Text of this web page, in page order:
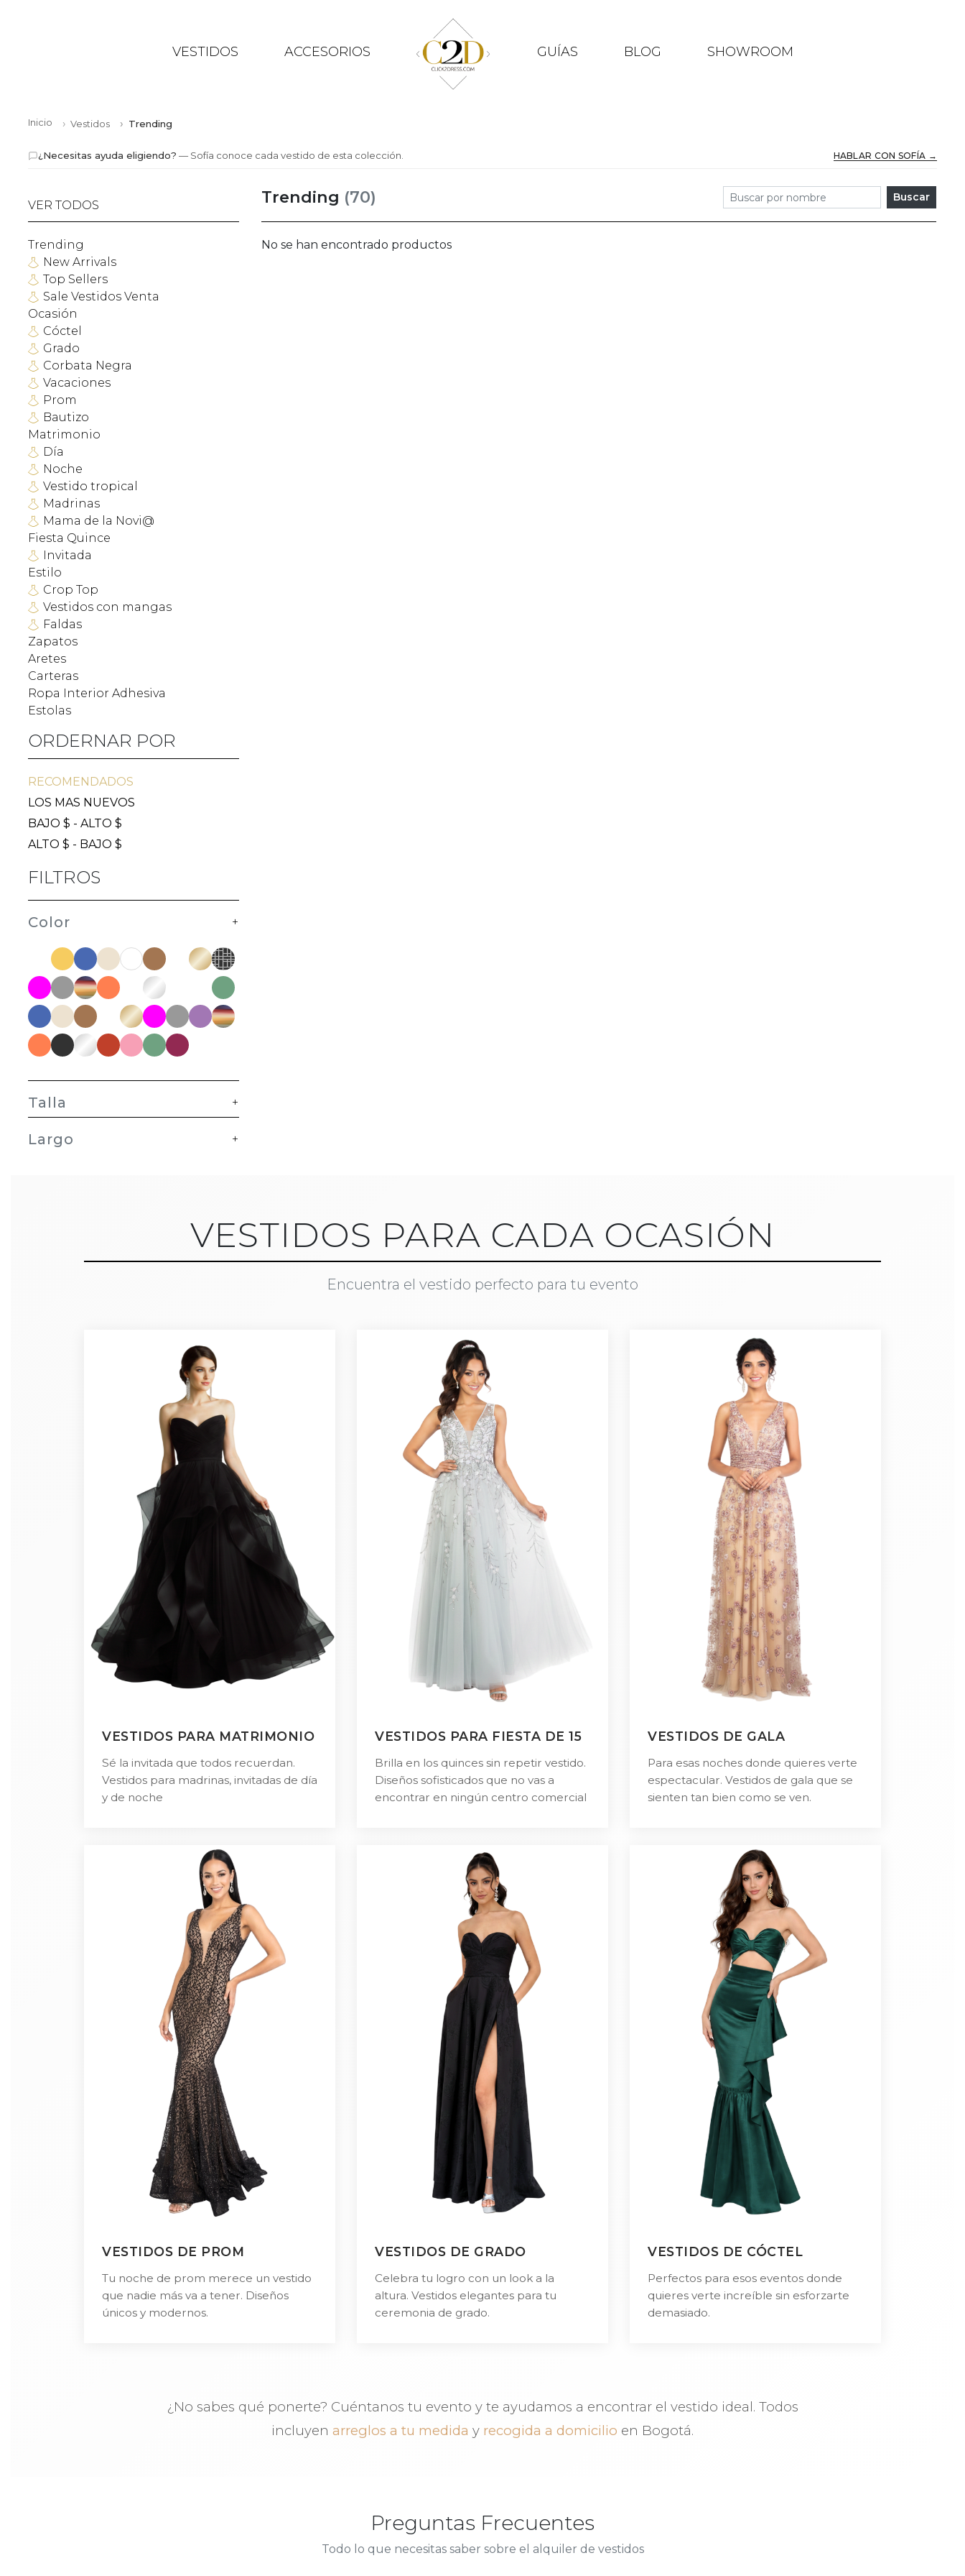
VESTIDOS ACCESORIOS GUÍAS BLOG SHOWROOM
Inicio Vestidos Trending
¿Necesitas ayuda eligiendo? — Sofía conoce cada vestido de esta colección. HABLAR CON SOFÍA →
VER TODOS
Trending
New Arrivals
Top Sellers
Sale Vestidos Venta
Ocasión
Cóctel
Grado
Corbata Negra
Vacaciones
Prom
Bautizo
Matrimonio
Día
Noche
Vestido tropical
Madrinas
Mama de la Novi@
Fiesta Quince
Invitada
Estilo
Crop Top
Vestidos con mangas
Faldas
Zapatos
Aretes
Carteras
Ropa Interior Adhesiva
Estolas
ORDERNAR POR
RECOMENDADOS
LOS MAS NUEVOS
BAJO $ - ALTO $
ALTO $ - BAJO $
FILTROS
Color +
Talla +
Largo +
Trending (70)
No se han encontrado productos
VESTIDOS PARA CADA OCASIÓN
Encuentra el vestido perfecto para tu evento
VESTIDOS PARA MATRIMONIO
Sé la invitada que todos recuerdan.
Vestidos para madrinas, invitadas de día
y de noche
VESTIDOS PARA FIESTA DE 15
Brilla en los quinces sin repetir vestido.
Diseños sofisticados que no vas a
encontrar en ningún centro comercial
VESTIDOS DE GALA
Para esas noches donde quieres verte
espectacular. Vestidos de gala que se
sienten tan bien como se ven.
VESTIDOS DE PROM
Tu noche de prom merece un vestido
que nadie más va a tener. Diseños
únicos y modernos.
VESTIDOS DE GRADO
Celebra tu logro con un look a la
altura. Vestidos elegantes para tu
ceremonia de grado.
VESTIDOS DE CÓCTEL
Perfectos para esos eventos donde
quieres verte increíble sin esforzarte
demasiado.
¿No sabes qué ponerte? Cuéntanos tu evento y te ayudamos a encontrar el vestido ideal. Todos
incluyen arreglos a tu medida y recogida a domicilio en Bogotá.
Preguntas Frecuentes
Todo lo que necesitas saber sobre el alquiler de vestidos